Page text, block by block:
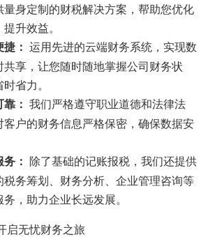
量身定制的财税解决方案，帮助您优化
升效益。
： 运用先进的云端财务系统，实现数
共享，让您随时随地掌握公司财务状
省力。
： 我们严格遵守职业道德和法律法
客户的财务信息严格保密，确保数据安
： 除了基础的记账报税，我们还提供
税务筹划、财务分析、企业管理咨询等
，助力企业长远发展。
启无忧财务之旅